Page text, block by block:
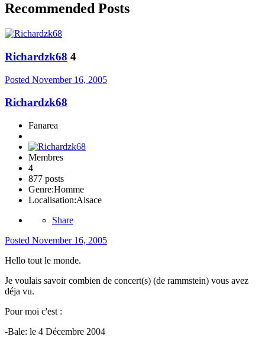
Recommended Posts
Richardzk68 4
Posted November 16, 2005
Richardzk68
Fanarea
Membres
4
877 posts
Genre:Homme
Localisation:Alsace
Share
Posted November 16, 2005
Hello tout le monde.
Je voulais savoir combien de concert(s) (de rammstein) vous avez
déja vu.
Pour moi c'est :
-Bale: le 4 Décembre 2004